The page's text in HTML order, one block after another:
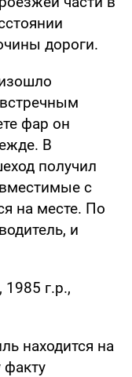
дороги.
фар он
В
получил
с
на месте. По
и
г.р.,
находится на